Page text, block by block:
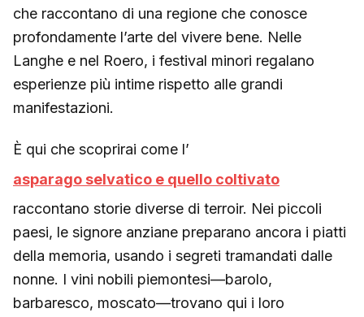
che raccontano di una regione che conosce
profondamente l’arte del vivere bene. Nelle
Langhe e nel Roero, i festival minori regalano
esperienze più intime rispetto alle grandi
manifestazioni.
È qui che scoprirai come l’
asparago selvatico e quello coltivato
raccontano storie diverse di terroir. Nei piccoli
paesi, le signore anziane preparano ancora i piatti
della memoria, usando i segreti tramandati dalle
nonne. I vini nobili piemontesi—barolo,
barbaresco, moscato—trovano qui i loro